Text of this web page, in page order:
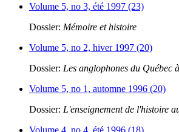
Volume 5, no 3, été 1997 (23)
Dossier: Mémoire et histoire
Volume 5, no 2, hiver 1997 (20)
Dossier: Les anglophones du Québec
Volume 5, no 1, automne 1996 (20)
Dossier: L'enseignement de l'histoire
Volume 4, no 4, été 1996 (18)